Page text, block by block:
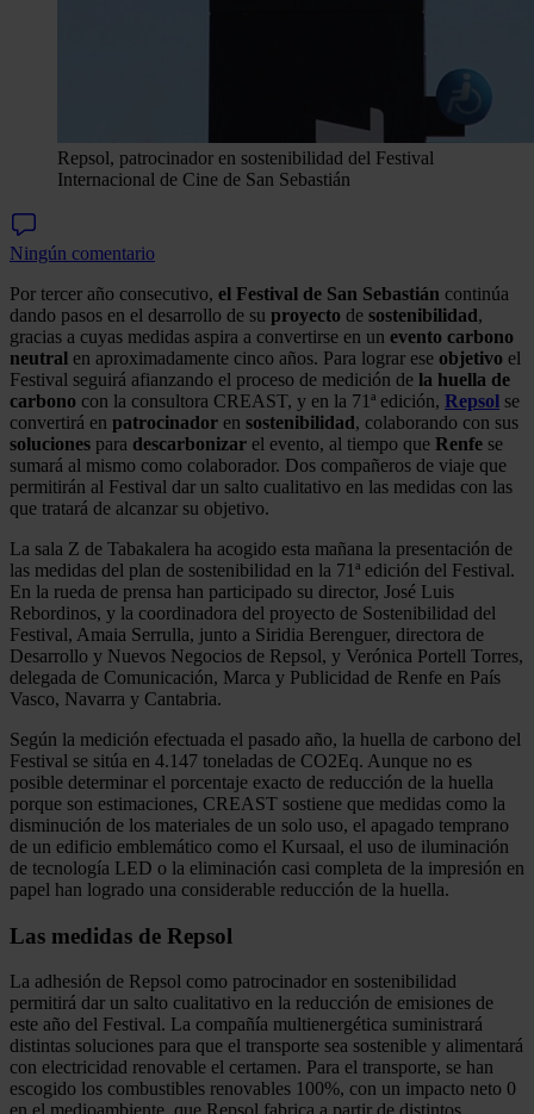
Repsol, patrocinador en sostenibilidad del Festival
Internacional de Cine de San Sebastián
Ningún comentario
Por tercer año consecutivo, el Festival de San Sebastián continúa
dando pasos en el desarrollo de su proyecto de sostenibilidad,
gracias a cuyas medidas aspira a convertirse en un evento carbono
neutral en aproximadamente cinco años. Para lograr ese objetivo el
Festival seguirá afianzando el proceso de medición de la huella de
carbono con la consultora CREAST, y en la 71ª edición, Repsol se
convertirá en patrocinador en sostenibilidad, colaborando con sus
soluciones para descarbonizar el evento, al tiempo que Renfe se
sumará al mismo como colaborador. Dos compañeros de viaje que
permitirán al Festival dar un salto cualitativo en las medidas con las
que tratará de alcanzar su objetivo.
La sala Z de Tabakalera ha acogido esta mañana la presentación de
las medidas del plan de sostenibilidad en la 71ª edición del Festival.
En la rueda de prensa han participado su director, José Luis
Rebordinos, y la coordinadora del proyecto de Sostenibilidad del
Festival, Amaia Serrulla, junto a Siridia Berenguer, directora de
Desarrollo y Nuevos Negocios de Repsol, y Verónica Portell Torres,
delegada de Comunicación, Marca y Publicidad de Renfe en País
Vasco, Navarra y Cantabria.
Según la medición efectuada el pasado año, la huella de carbono del
Festival se sitúa en 4.147 toneladas de CO2Eq. Aunque no es
posible determinar el porcentaje exacto de reducción de la huella
porque son estimaciones, CREAST sostiene que medidas como la
disminución de los materiales de un solo uso, el apagado temprano
de un edificio emblemático como el Kursaal, el uso de iluminación
de tecnología LED o la eliminación casi completa de la impresión en
papel han logrado una considerable reducción de la huella.
Las medidas de Repsol
La adhesión de Repsol como patrocinador en sostenibilidad
permitirá dar un salto cualitativo en la reducción de emisiones de
este año del Festival. La compañía multienergética suministrará
distintas soluciones para que el transporte sea sostenible y alimentará
con electricidad renovable el certamen. Para el transporte, se han
escogido los combustibles renovables 100%, con un impacto neto 0